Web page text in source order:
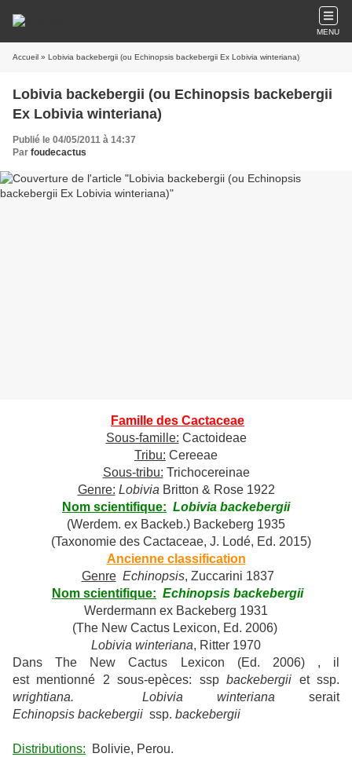
MENU
Accueil » Lobivia backebergii (ou Echinopsis backebergii Ex Lobivia winteriana)
Lobivia backebergii (ou Echinopsis backebergii
Ex Lobivia winteriana)
Publié le 04/05/2011 à 14:37
Par foudecactus
Famille des Cactaceae
Sous-famille: Cactoideae
Tribu: Cereeae
Sous-tribu: Trichocereinae
Genre: Lobivia Britton & Rose 1922
Nom scientifique: Lobivia backebergii
(Werdem. ex Backeb.) Backeberg 1935
(Taxonomie des Cactaceae, J. Lodé, Ed. 2015)
Ancienne classification
Genre Echinopsis, Zuccarini 1837
Nom scientifique: Echinopsis backebergii
Werdermann ex Backeberg 1931
(The New Cactus Lexicon, Ed. 2006)
Lobivia winteriana, Ritter 1970
Dans The New Cactus Lexicon (Ed. 2006) , il
est mentionné 2 sous-epèces: sspbackebergii et ssp.
wrightiana. Lobivia winteriana serait
Echinopsis backebergii ssp. backebergii
Distributions:
Bolivie, Perou.